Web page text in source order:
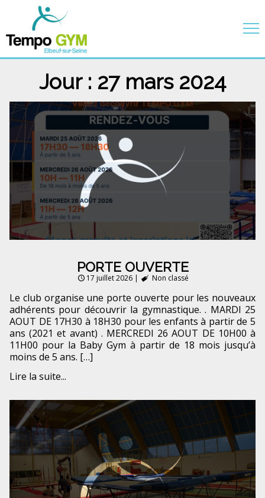
Jour : 27 mars 2024
PORTE OUVERTE
17 juillet 2026 | Non classé
Le club organise une porte ouverte pour les nouveaux
adhérents pour découvrir la gymnastique. . MARDI 25
AOUT DE 17H30 à 18H30 pour les enfants à partir de 5
ans (2021 et avant) . MERCREDI 26 AOUT DE 10H00 à
11H00 pour la Baby Gym à partir de 18 mois jusqu’à
moins de 5 ans. […]
Lire la suite...